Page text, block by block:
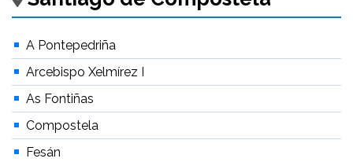
A Pontepedriña
Arcebispo Xelmírez I
As Fontiñas
Compostela
Fesán